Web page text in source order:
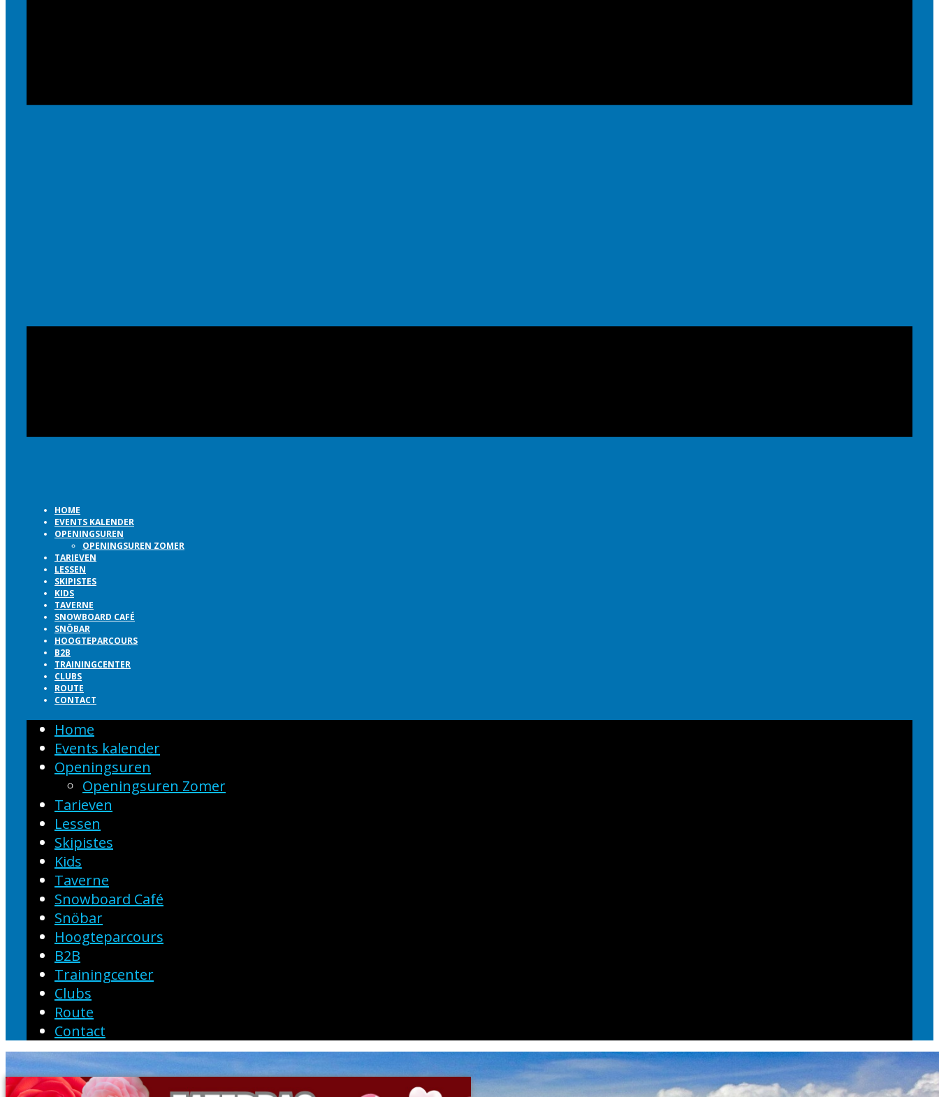
HOME
EVENTS KALENDER
OPENINGSUREN
OPENINGSUREN ZOMER
TARIEVEN
LESSEN
SKIPISTES
KIDS
TAVERNE
SNOWBOARD CAFÉ
SNÖBAR
HOOGTEPARCOURS
B2B
TRAININGCENTER
CLUBS
ROUTE
CONTACT
Home
Events kalender
Openingsuren
Openingsuren Zomer
Tarieven
Lessen
Skipistes
Kids
Taverne
Snowboard Café
Snöbar
Hoogteparcours
B2B
Trainingcenter
Clubs
Route
Contact